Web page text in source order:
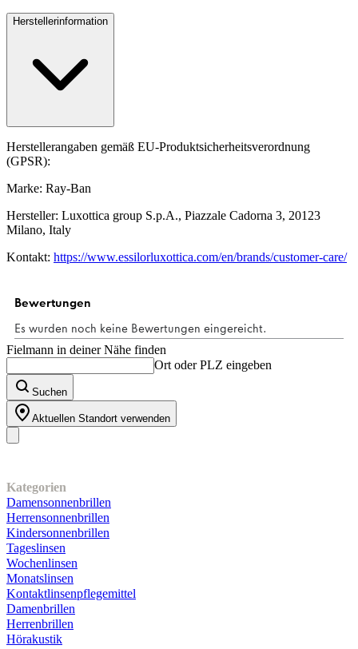
Herstellerinformation
Herstellerangaben gemäß EU-Produktsicherheitsverordnung
(GPSR):
Marke: Ray-Ban
Hersteller: Luxottica group S.p.A., Piazzale Cadorna 3, 20123
Milano, Italy
Kontakt: https://www.essilorluxottica.com/en/brands/customer-care/
Fielmann in deiner Nähe finden
Ort oder PLZ eingeben
Suchen
Aktuellen Standort verwenden
Kategorien
Damensonnenbrillen
Herrensonnenbrillen
Kindersonnenbrillen
Tageslinsen
Wochenlinsen
Monatslinsen
Kontaktlinsenpflegemittel
Damenbrillen
Herrenbrillen
Hörakustik